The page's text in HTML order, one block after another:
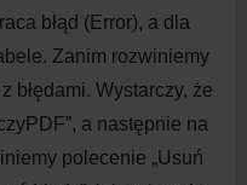
błąd (Error), a dla
Zanim rozwiniemy
błędami. Wystarczy, że
a następnie na
polecenie „Usuń